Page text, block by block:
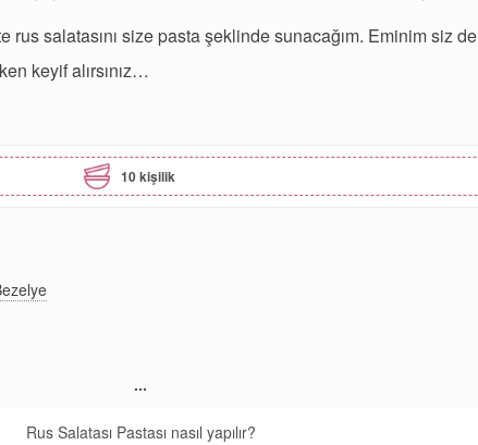
rus salatasını size pasta şeklinde sunacağım. Eminim siz de
keyif alırsınız…
10 kişilik
...
Rus Salatası Pastası nasıl yapılır?